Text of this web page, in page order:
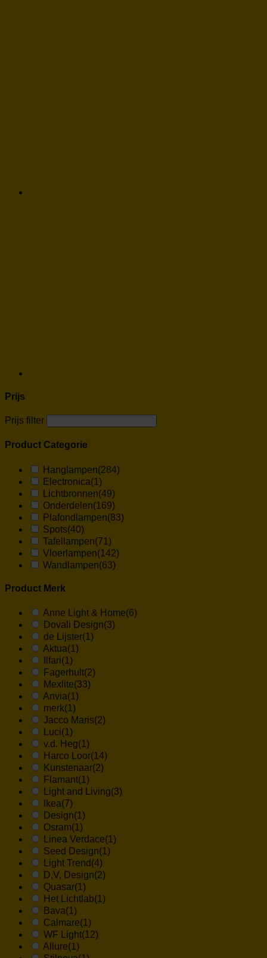
Prijs
Prijs filter
Product Categorie
Hanglampen(284)
Electronica(1)
Lichtbronnen(49)
Onderdelen(169)
Plafondlampen(83)
Spots(40)
Tafellampen(71)
Vloerlampen(142)
Wandlampen(63)
Product Merk
Anne Light & Home(6)
Dovali Design(3)
de Lijster(1)
Aktua(1)
Ilfari(1)
Fagerhult(2)
Mexlite(33)
Anvia(1)
merk(1)
Jacco Maris(2)
Luci(1)
v.d. Heg(1)
Harco Loor(14)
Kunstenaar(2)
Flamant(1)
Light and Living(3)
Ikea(7)
Design(1)
Osram(1)
Linea Verdace(1)
Seed Design(1)
Light Trend (4)
D,V, Design(2)
Quasar(1)
Het Lichtlab(1)
Bava(1)
Calmare(1)
WF Light(12)
Allure(1)